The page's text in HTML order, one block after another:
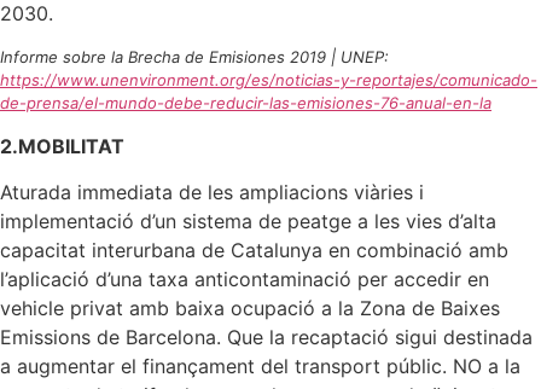
2030.
Informe sobre la Brecha de Emisiones 2019 | UNEP:
https://www.unenvironment.org/es/noticias-y-reportajes/comunicado-
de-prensa/el-mundo-debe-reducir-las-emisiones-76-anual-en-la
2.MOBILITAT
Aturada immediata de les ampliacions viàries i
implementació d’un sistema de peatge a les vies d’alta
capacitat interurbana de Catalunya en combinació amb
l’aplicació d’una taxa anticontaminació per accedir en
vehicle privat amb baixa ocupació a la Zona de Baixes
Emissions de Barcelona. Que la recaptació sigui destinada
a augmentar el finançament del transport públic. NO a la